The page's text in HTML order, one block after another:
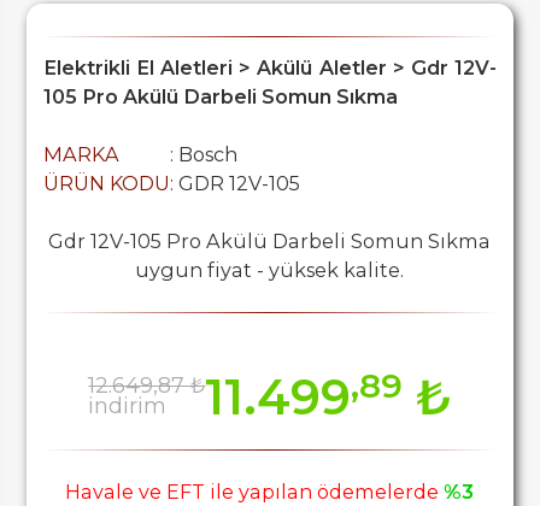
Elektrikli El Aletleri > Akülü Aletler > Gdr 12V-
105 Pro Akülü Darbeli Somun Sıkma
MARKA
: Bosch
ÜRÜN KODU: GDR 12V-105
Gdr 12V-105 Pro Akülü Darbeli Somun Sıkma
uygun fiyat - yüksek kalite.
12.649,87 ₺
indirim
11.499,89 ₺
Havale ve EFT ile yapılan ödemelerde%3